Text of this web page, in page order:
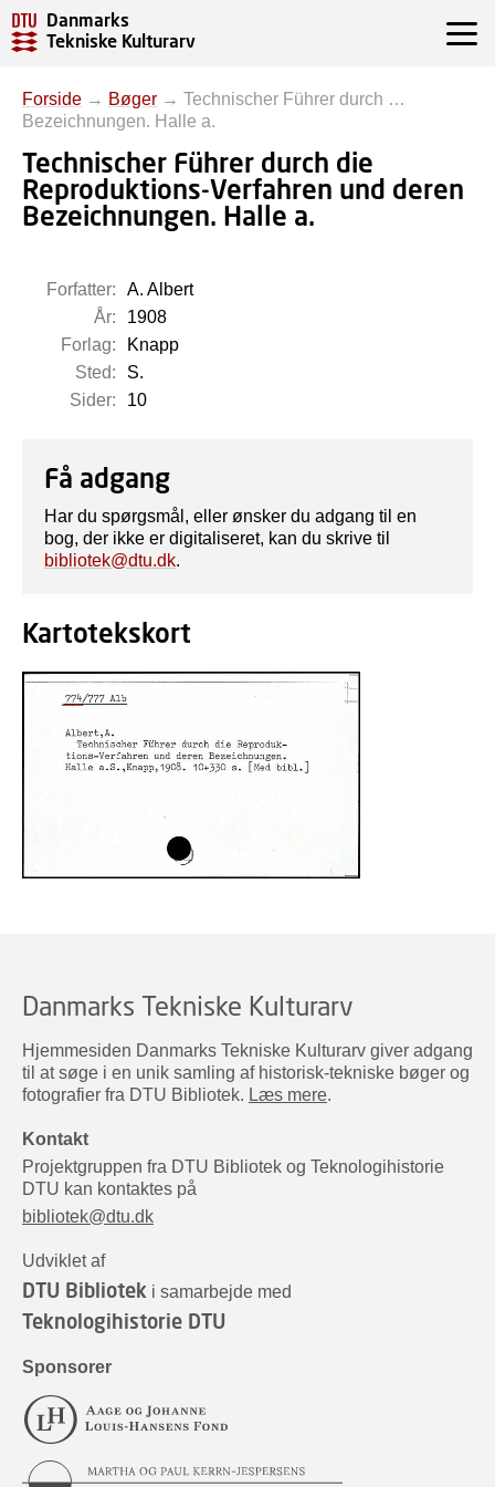
Danmarks
Tekniske Kulturarv
Forside → Bøger → Technischer Führer durch …
Bezeichnungen. Halle a.
Technischer Führer durch die
Reproduktions-Verfahren und deren
Bezeichnungen. Halle a.
Forfatter:
A. Albert
År:
1908
Forlag:
Knapp
Sted:
S.
Sider:
10
Få adgang
Har du spørgsmål, eller ønsker du adgang til en
bog, der ikke er digitaliseret, kan du skrive til
bibliotek@dtu.dk.
Kartotekskort
Danmarks Tekniske Kulturarv
Hjemmesiden Danmarks Tekniske Kulturarv giver adgang
til at søge i en unik samling af historisk-tekniske bøger og
fotografier fra DTU Bibliotek. Læs mere.
Kontakt
Projektgruppen fra DTU Bibliotek og Teknologihistorie
DTU kan kontaktes på
bibliotek@dtu.dk
Udviklet af
DTU Bibliotek i samarbejde med
Teknologihistorie DTU
Sponsorer